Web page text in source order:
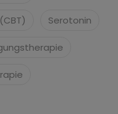
Serotonin